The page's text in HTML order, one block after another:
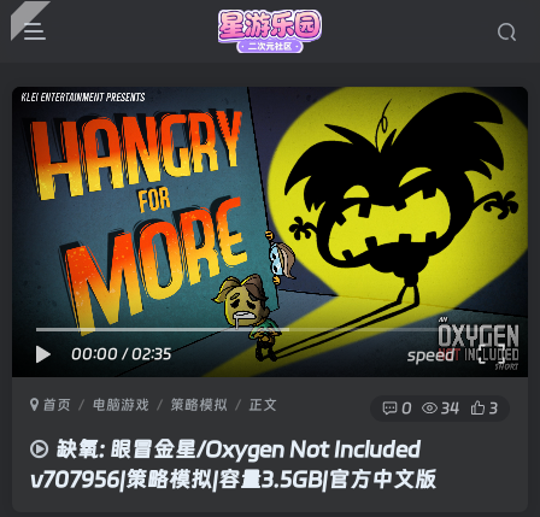
00:00 /02:35 speed
首页 电脑游戏 策略模拟 正文 0 34 3
缺氧: 眼冒金星/Oxygen Not Included
v707956|策略模拟|容量3.5GB|官方中文版